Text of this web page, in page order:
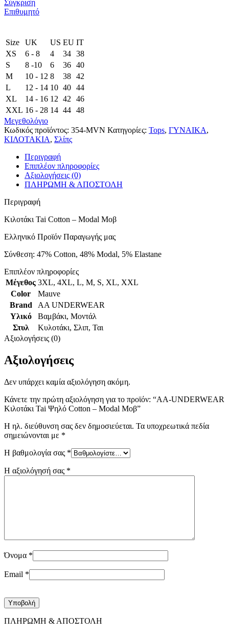
Σύγκριση
Επιθυμητό
Size UK US EU ΙΤ
XS
6 - 8 4 34 38
S
8 -10 6 36 40
M
10 - 12 8 38 42
L
12 - 14 10 40 44
XL
14 - 16 12 42
46
XXL 16 - 28 14 44 48
Μεγεθολόγιο
Κωδικός προϊόντος: 354-MVN Κατηγορίες: Tops, ΓΥΝΑΙΚΑ,
ΚΙΛΟΤΑΚΙΑ, Σλίπς
Περιγραφή
Επιπλέον πληροφορίες
Αξιολογήσεις (0)
ΠΛΗΡΩΜΗ & ΑΠΟΣΤΟΛΗ
Περιγραφή
Κιλοτάκι Tai Cotton – Modal Μοβ
Ελληνικό Προϊόν Παραγωγής μας
Σύνθεση: 47% Cotton, 48% Modal, 5% Elastane
Επιπλέον πληροφορίες
Μέγεθος 3XL, 4XL, L, M, S, XL, XXL
Color
Mauve
Brand
AA UNDERWEAR
Υλικό
Βαμβάκι, Μοντάλ
Στυλ
Κυλοτάκι, Σλιπ, Ται
Αξιολογήσεις (0)
Αξιολογήσεις
Δεν υπάρχει καμία αξιολόγηση ακόμη.
Κάνετε την πρώτη αξιολόγηση για το προϊόν: “AA-UNDERWEAR
Κιλοτάκι Tai Ψηλό Cotton – Modal Μοβ”
Η ηλ. διεύθυνση σας δεν δημοσιεύεται. Τα υποχρεωτικά πεδία
σημειώνονται με *
Η βαθμολογία σας *
Η αξιολόγησή σας *
Όνομα *
Email *
ΠΛΗΡΩΜΗ & ΑΠΟΣΤΟΛΗ